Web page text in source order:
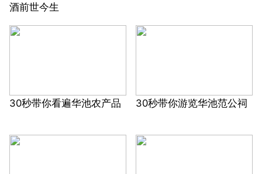
酒前世今生
30秒带你看遍华池农产品 30秒带你游览华池范公祠